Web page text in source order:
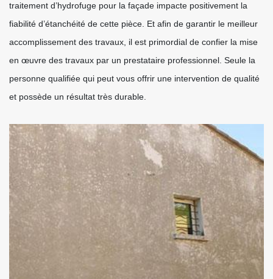
traitement d’hydrofuge pour la façade impacte positivement la
fiabilité d’étanchéité de cette pièce. Et afin de garantir le meilleur
accomplissement des travaux, il est primordial de confier la mise
en œuvre des travaux par un prestataire professionnel. Seule la
personne qualifiée qui peut vous offrir une intervention de qualité
et possède un résultat très durable.